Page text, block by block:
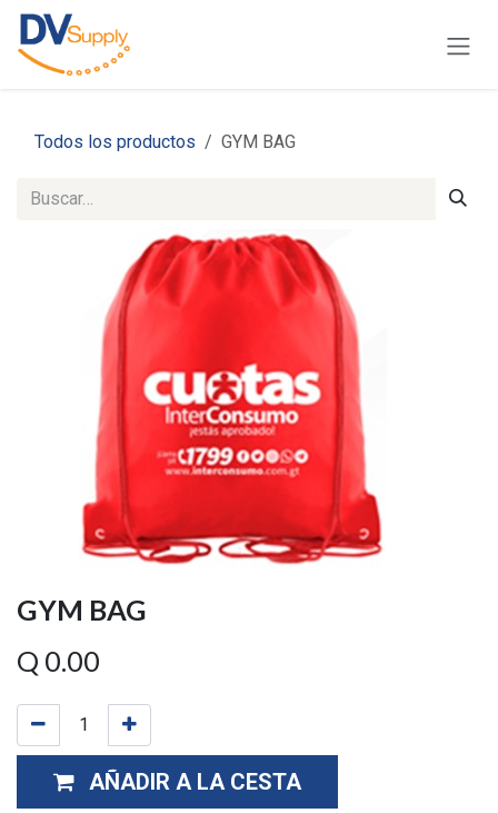
Ir al contenido
Todos los productos GYM BAG
GYM BAG
Q 0.00
AÑADIR A LA CESTA